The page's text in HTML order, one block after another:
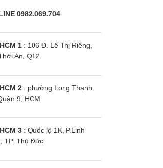
0982.069.704
1: 106 Đ. Lê Thị Riêng,
An, Q12
2: phường Long Thạnh
9, HCM
3: Quốc lộ 1K, P.Linh
TP. Thủ Đức